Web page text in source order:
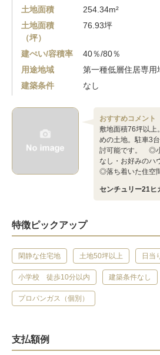
土地面積
254.34m²
土地面積
（坪）
76.93坪
建ぺい/容積率
40％/80％
用途地域
第一種低層住居専用
建築条件
なし
おすすめコメント
敷地面積76坪以上
めの土地。駐車3
討可能です。 ◎
なし・お好みのハ
◎落ち着いた住空
センチュリー21ヒ
特徴ピックアップ
閑静な住宅地 土地50坪以上 日当
小学校 徒歩10分以内 建築条件なし
プロパンガス（個別）
支払額例